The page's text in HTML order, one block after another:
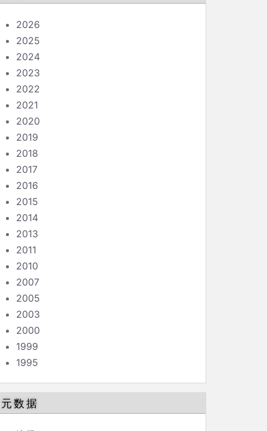
2026
2025
2024
2023
2022
2021
2020
2019
2018
2017
2016
2015
2014
2013
2011
2010
2007
2005
2003
2000
1999
1995
元数据